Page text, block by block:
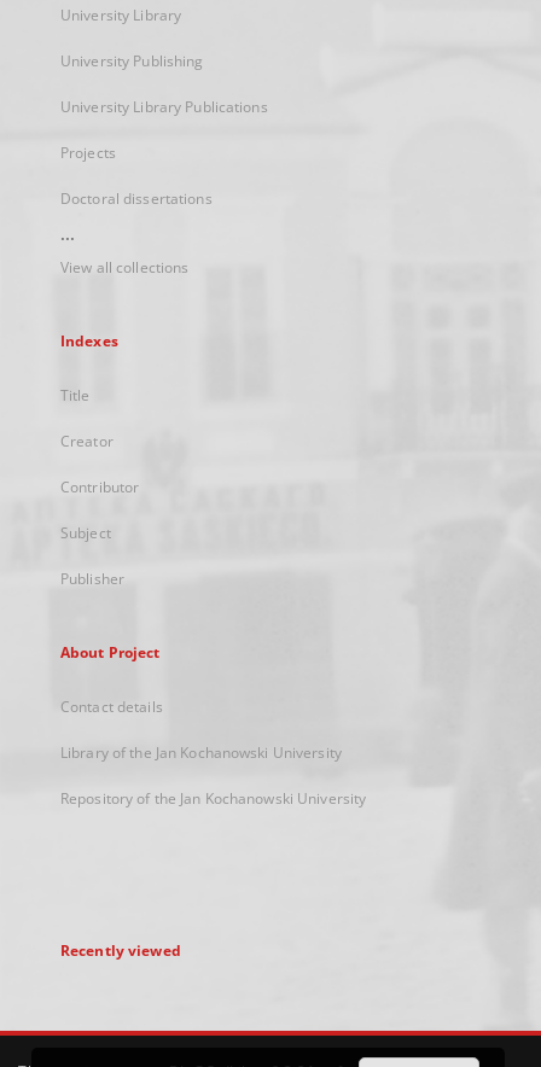
University Library
University Publishing
University Library Publications
Projects
Doctoral dissertations
...
View all collections
Indexes
Title
Creator
Contributor
Subject
Publisher
About Project
Contact details
Library of the Jan Kochanowski University
Repository of the Jan Kochanowski University
Recently viewed